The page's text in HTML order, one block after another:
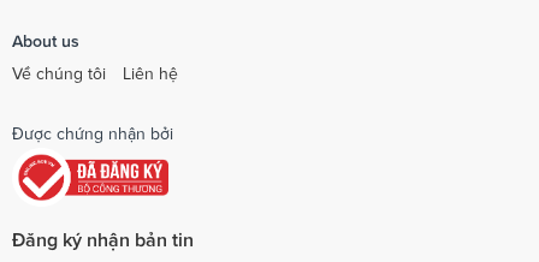
About us
Về chúng tôi
Liên hệ
Được chứng nhận bởi
Đăng ký nhận bản tin